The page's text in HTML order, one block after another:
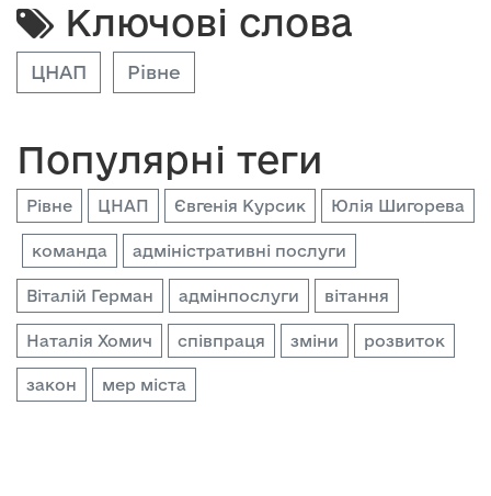
Ключові слова
ЦНАП Рівне
Популярні теги
Рівне ЦНАП Євгенія Курсик Юлія Шигорева
команда адміністративні послуги
Віталій Герман адмінпослуги вітання
Наталія Хомич співпраця зміни розвиток
закон мер міста